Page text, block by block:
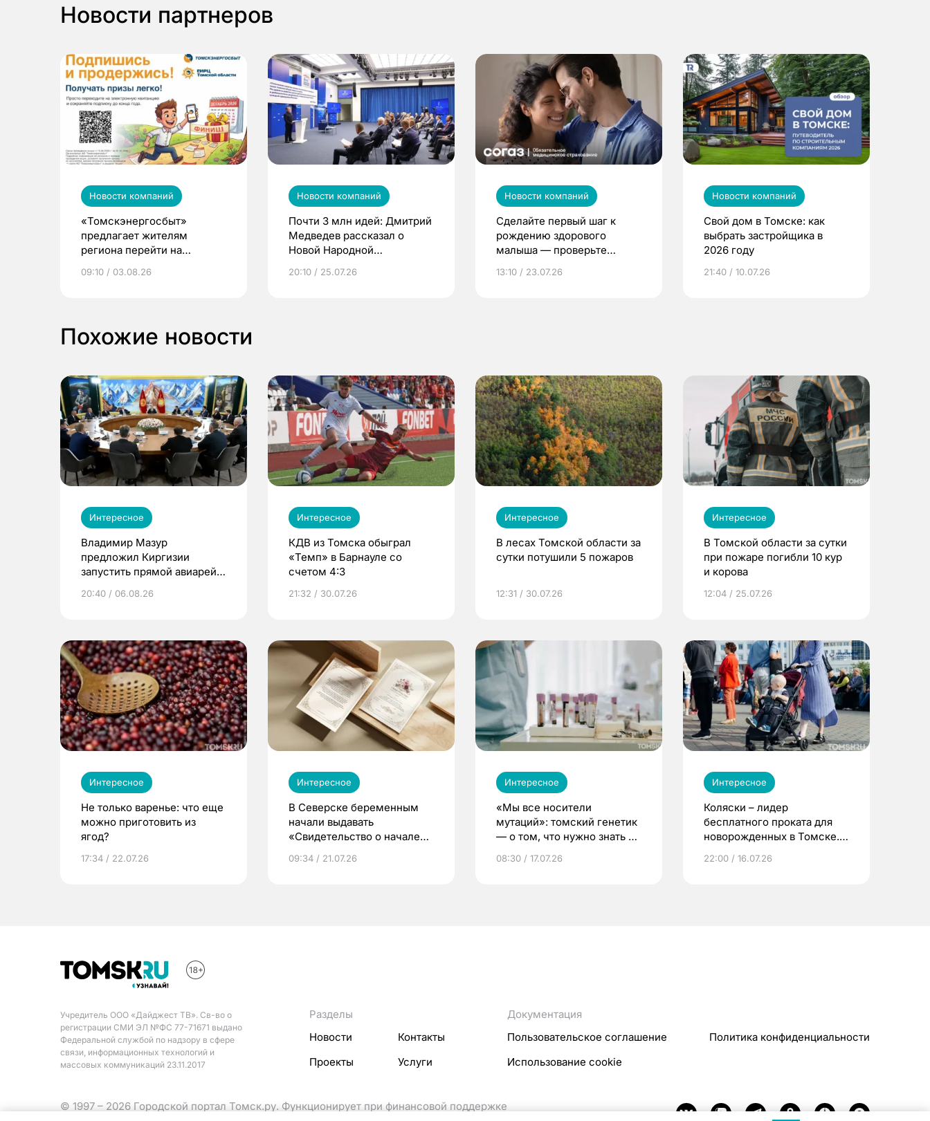
Новости партнеров
Новости компаний
«Томскэнергосбыт»
предлагает жителям
региона перейти на
выиграть призы
09:10 / 03.08.26
Новости компаний
Почти 3 млн идей: Дмитрий
Медведев рассказал о
Новой Народной
20:10 / 25.07.26
Новости компаний
Сделайте первый шаг к
рождению здорового
малыша — проверьте
по ОМС!
13:10 / 23.07.26
Новости компаний
Свой дом в Томске: как
выбрать застройщика в
2026 году
21:40 / 10.07.26
Похожие новости
Интересное
Владимир Мазур
предложил Киргизии
запустить прямой авиарейс
20:40 / 06.08.26
Интересное
КДВ из Томска обыграл
«Темп» в Барнауле со
счетом 4:3
21:32 / 30.07.26
Интересное
В лесах Томской области за
сутки потушили 5 пожаров
12:31 / 30.07.26
Интересное
В Томской области за сутки
при пожаре погибли 10 кур
и корова
12:04 / 25.07.26
Интересное
Не только варенье: что еще
можно приготовить из
ягод?
17:34 / 22.07.26
Интересное
В Северске беременным
начали выдавать
«Свидетельство о начале
09:34 / 21.07.26
Интересное
«Мы все носители
мутаций»: томский генетик
— о том, что нужно знать до
08:30 / 17.07.26
Интересное
Коляски – лидер
бесплатного проката для
новорожденных в Томске.
22:00 / 16.07.26
Учредитель ООО «Дайджест ТВ». Св-во о
регистрации СМИ ЭЛ №ФС 77-71671 выдано
Федеральной службой по надзору в сфере
связи, информационных технологий и
массовых коммуникаций 23.11.2017
Разделы
Новости
Контакты
Проекты
Услуги
Документация
Пользовательское соглашение
Политика конфиденциальности
Использование cookie
© 1997 – 2026 Городской портал Томск.ру. Функционирует при финансовой поддержке